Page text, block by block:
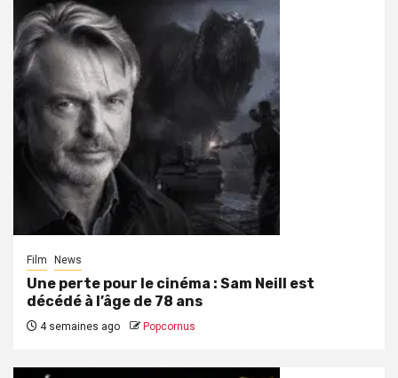
Film News
Une perte pour le cinéma : Sam Neill est
décédé à l’âge de 78 ans
4 semaines ago Popcornus